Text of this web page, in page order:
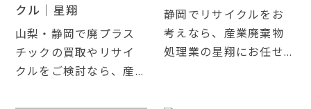
クル｜星翔
山梨・静岡で廃プラス
チックの買取やリサイ
クルをご検討なら、産...
静岡でリサイクルをお
考えなら、産業廃棄物
処理業の星翔にお任せ...